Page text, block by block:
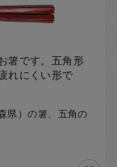
箸です。五角形
れにくい形で
県）の箸、五角の